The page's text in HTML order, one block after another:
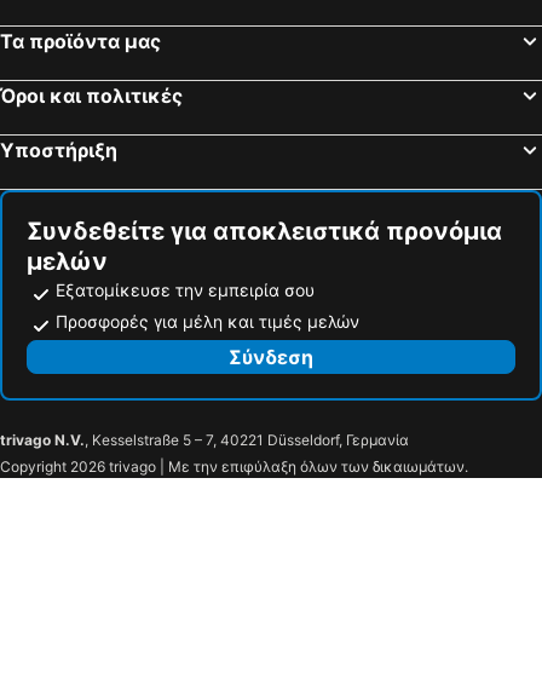
Τα προϊόντα μας
Όροι και πολιτικές
Υποστήριξη
Συνδεθείτε για αποκλειστικά προνόμια
μελών
Εξατομίκευσε την εμπειρία σου
Προσφορές για μέλη και τιμές μελών
Σύνδεση
trivago N.V., Kesselstraße 5 – 7, 40221 Düsseldorf, Γερμανία
Copyright 2026 trivago | Με την επιφύλαξη όλων των δικαιωμάτων.